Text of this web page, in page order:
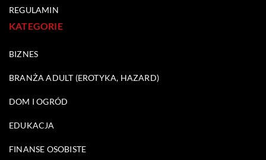
REGULAMIN
KATEGORIE
BIZNES
BRANŻA ADULT (EROTYKA, HAZARD)
DOM I OGRÓD
EDUKACJA
FINANSE OSOBISTE